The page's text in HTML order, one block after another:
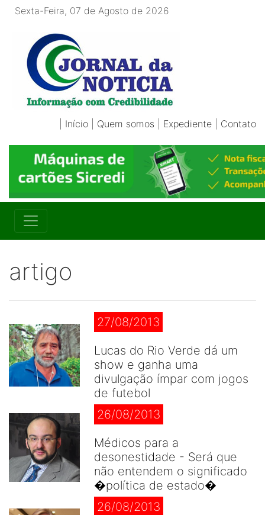
Sexta-Feira, 07 de Agosto de 2026
Início Quem somos Expediente Contato
artigo
27/08/2013
Lucas do Rio Verde dá um
show e ganha uma
divulgação ímpar com jogos
de futebol
26/08/2013
Médicos para a
desonestidade - Será que
não entendem o significado
�política de estado�
26/08/2013